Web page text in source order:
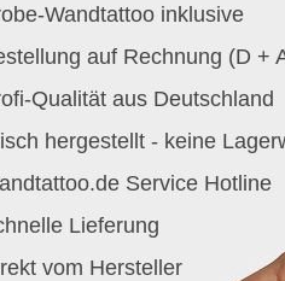
Wandtattoo inklusive
auf Rechnung (D +
Qualität aus Deutschland
hergestellt - keine
Service Hotline
Lieferung
vom Hersteller